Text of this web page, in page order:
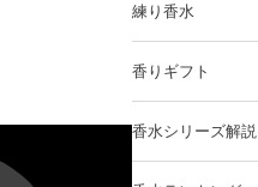
練り香水
香りギフト
香水シリーズ解説